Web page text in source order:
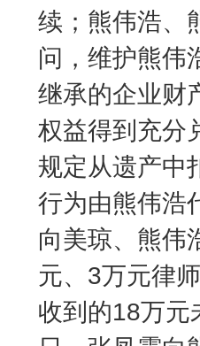
续；熊伟浩、
问，维护熊伟
继承的企业财
权益得到充分
规定从遗产中
行为由熊伟浩
向美琼、熊伟
元、 3万元律
收到的18万元